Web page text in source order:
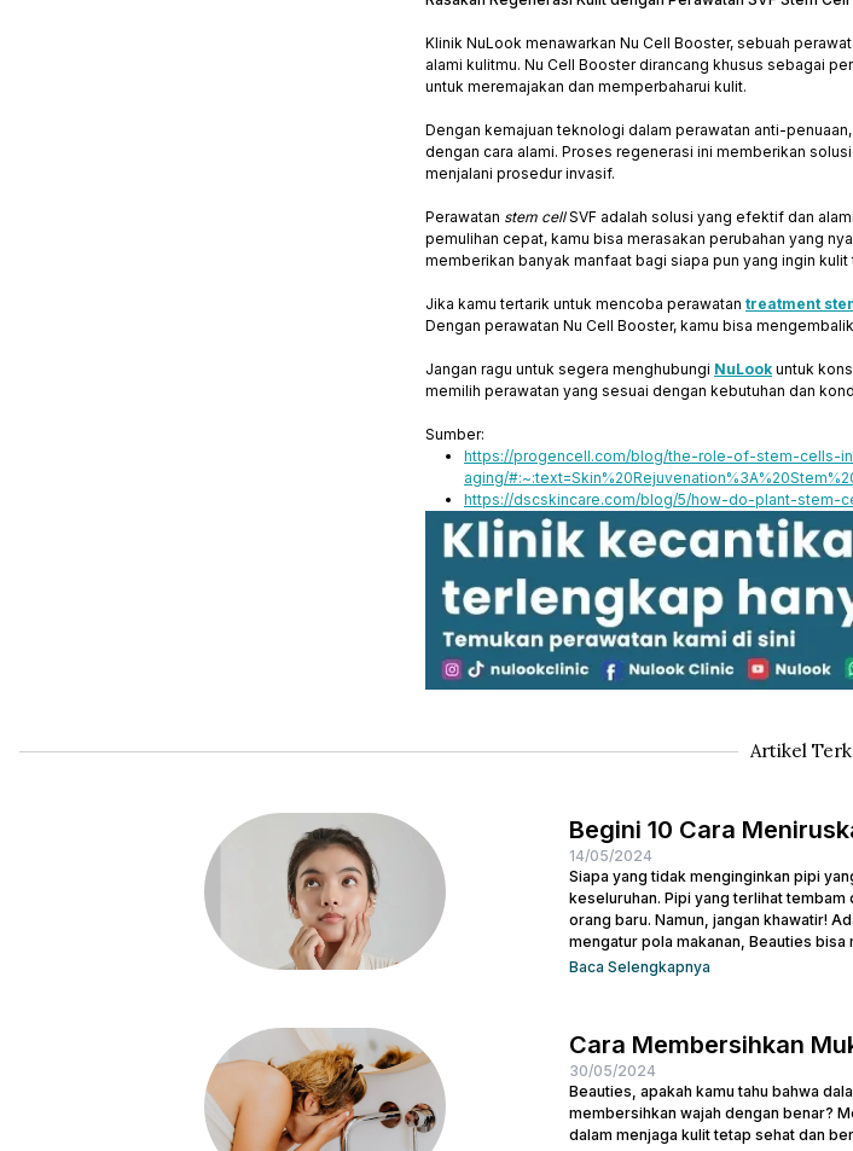
Klinik NuLook menawarkan Nu Cell Booster, sebuah
alami kulitmu. Nu Cell Booster dirancang khusus sebagai
untuk meremajakan dan memperbaharui kulit.
Dengan kemajuan teknologi dalam perawatan anti-
dengan cara alami. Proses regenerasi ini memberikan
menjalani prosedur invasif.
Perawatan stem cellSVF adalah solusi yang efektif dan
pemulihan cepat, kamu bisa merasakan perubahan yang
memberikan banyak manfaat bagi siapa pun yang ingin
Jika kamu tertarik untuk mencoba perawatan treatment
Dengan perawatan Nu Cell Booster, kamu bisa
Jangan ragu untuk segera menghubungi NuLook untuk
memilih perawatan yang sesuai dengan kebutuhan dan
Sumber:
https://progencell.com/blog/the-role-of-stem-cells-
aging/
https://dscskincare.com/blog/5/how-do-plant-stem-
Artikel
Begini 10 Cara
14/05/2024
Siapa yang tidak menginginkan pipi
keseluruhan. Pipi yang terlihat
orang baru. Namun, jangan khawatir!
mengatur pola makanan, Beauties
pipi. Tentu masih ada cara lainnya untuk
Baca Selengkapnya
Cara Membersihkan
30/05/2024
Beauties, apakah kamu tahu bahwa
membersihkan wajah dengan benar?
dalam menjaga kulit tetap sehat dan